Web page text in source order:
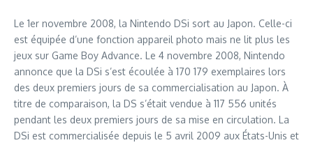
Le 1er novembre 2008, la Nintendo DSi sort au Japon. Celle-ci
est équipée d’une fonction appareil photo mais ne lit plus les
jeux sur Game Boy Advance. Le 4 novembre 2008, Nintendo
annonce que la DSi s’est écoulée à 170 179 exemplaires lors
des deux premiers jours de sa commercialisation au Japon. À
titre de comparaison, la DS s’était vendue à 117 556 unités
pendant les deux premiers jours de sa mise en circulation. La
DSi est commercialisée depuis le 5 avril 2009 aux États-Unis et